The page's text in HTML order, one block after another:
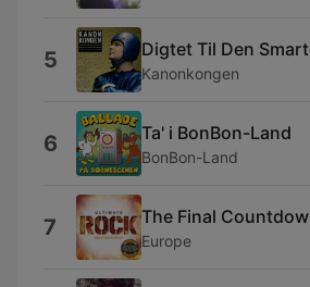
5 Digtet Til Den
Kanonkongen
6 Ta' i BonBon-Land
BonBon-Land
7 The Final
Europe